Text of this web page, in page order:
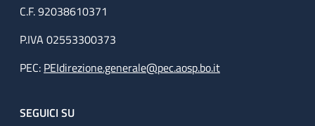
C.F. 92038610371
P.IVA 02553300373
PEC: PEIdirezione.generale@pec.aosp.bo.it
SEGUICI SU